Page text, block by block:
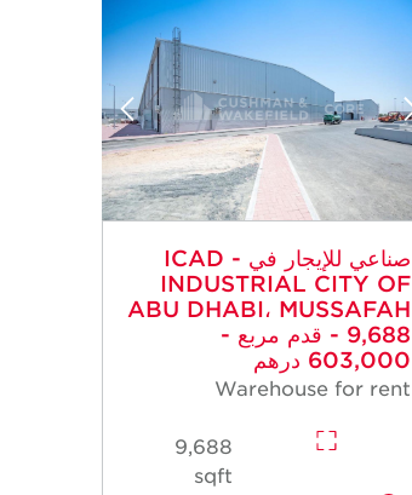
صناعي للإيجار في ICAD -
INDUSTRIAL CITY OF
ABU DHABI، MUSSAFAH
- 9,688 قدم مربع -
603,000 درهم
Warehouse for rent
9,688
sqft